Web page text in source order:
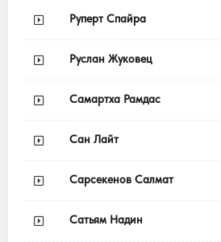
Руперт Спайра
Руслан Жуковец
Самартха Рамдас
Сан Лайт
Сарсекенов Салмат
Сатьям Надин